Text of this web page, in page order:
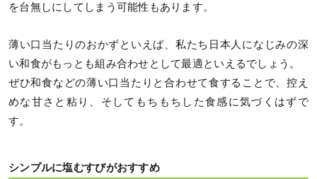
を台無しにしてしまう可能性もあります。
薄い口当たりのおかずといえば、私たち日本人になじみの深
い和食がもっとも組み合わせとして最適といえるでしょう。
ぜひ和食などの薄い口当たりと合わせて食することで、控え
めな甘さと粘り、そしてもちもちした食感に気づくはずで
す。
シンプルに塩むすびがおすすめ